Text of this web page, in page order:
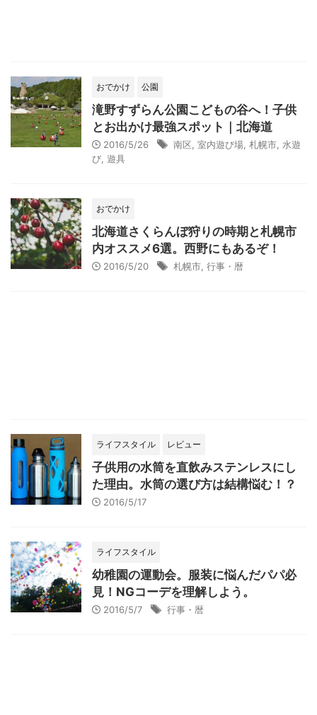
おでかけ 公園
滝野すずらん公園こどもの谷へ！子供
とお出かけ最強スポット｜北海道
2016/5/26 南区 室内遊び場 札幌市 水遊
び 遊具
おでかけ
北海道さくらんぼ狩りの時期と札幌市
内オススメ6選。西野にもあるぞ！
2016/5/20 札幌市 行事・暦
ライフスタイル レビュー
子供用の水筒を直飲みステンレスにし
た理由。水筒の選び方は結構悩む！？
2016/5/17
ライフスタイル
幼稚園の運動会。服装に悩んだパパ必
見！NGコーデを理解しよう。
2016/5/7 行事・暦